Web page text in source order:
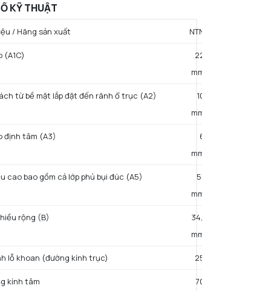
KỸ THUẬT
/ Hãng sản xuất NTN
(A1C)
22
mm
từ bề mặt lắp đặt đến rãnh ổ trục (A2)
10
mm
định tâm (A3)
6
mm
cao bao gồm cả lớp phủ bụi đúc (A5)
51
mm
rộng (B)
34,1
mm
lỗ khoan (đường kính trục) 25
kính tâm
70